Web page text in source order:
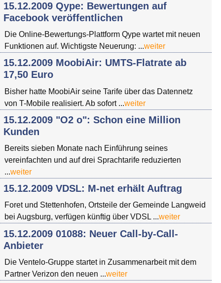
15.12.2009 Qype: Bewertungen auf
Facebook veröffentlichen
Die Online-Bewertungs-Plattform Qype wartet mit neuen
Funktionen auf. Wichtigste Neuerung: ...weiter
15.12.2009 MoobiAir: UMTS-Flatrate ab
17,50 Euro
Bisher hatte MoobiAir seine Tarife über das Datennetz
von T-Mobile realisiert. Ab sofort ...weiter
15.12.2009 "O2 o": Schon eine Million
Kunden
Bereits sieben Monate nach Einführung seines
vereinfachten und auf drei Sprachtarife reduzierten
...weiter
15.12.2009 VDSL: M-net erhält Auftrag
Foret und Stettenhofen, Ortsteile der Gemeinde Langweid
bei Augsburg, verfügen künftig über VDSL ...weiter
15.12.2009 01088: Neuer Call-by-Call-
Anbieter
Die Ventelo-Gruppe startet in Zusammenarbeit mit dem
Partner Verizon den neuen ...weiter